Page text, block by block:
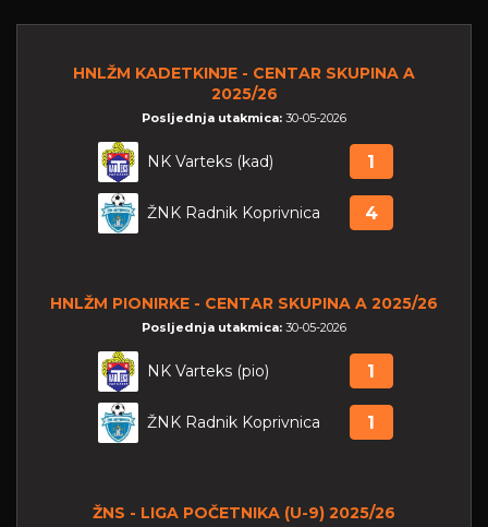
HNLŽM KADETKINJE - CENTAR SKUPINA A
2025/26
Posljednja utakmica: 30-05-2026
NK Varteks (kad) 1
ŽNK Radnik Koprivnica 4
HNLŽM PIONIRKE - CENTAR SKUPINA A 2025/26
Posljednja utakmica: 30-05-2026
NK Varteks (pio) 1
ŽNK Radnik Koprivnica 1
ŽNS - LIGA POČETNIKA (U-9) 2025/26